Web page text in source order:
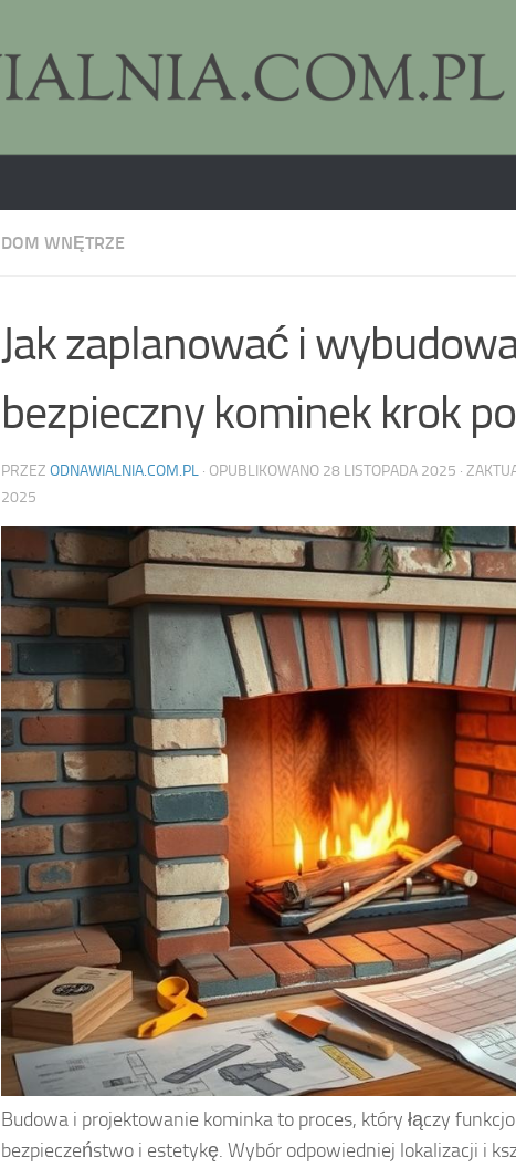
DOM WNĘTRZE
Jak zaplanować i
bezpieczny kominek krok
PRZEZ ODNAWIALNIA.COM.PL · OPUBLIKOWANO 28 LISTOPADA 2025 ·
2025
Budowa i projektowanie kominka to proces, który łączy
bezpieczeństwo i estetykę. Wybór odpowiedniej lokalizacji i